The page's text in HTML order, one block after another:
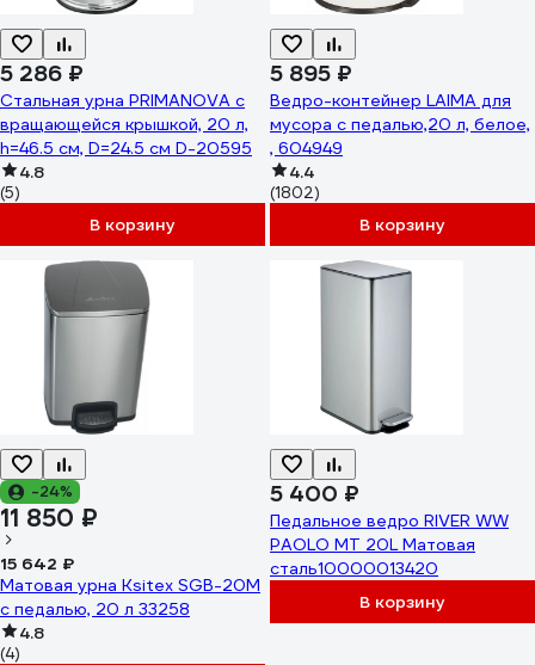
5 286 ₽
Стальная урна PRIMANOVA с
вращающейся крышкой, 20 л,
h=46.5 см, D=24.5 см D-20595
4.8
(5)
В корзину
5 895 ₽
Ведро-контейнер LAIMA для
мусора с педалью,20 л, белое,
, 604949
4.4
(1802)
В корзину
-24%
11 850 ₽
15 642 ₽
Матовая урна Ksitex SGB-20M
с педалью, 20 л 33258
4.8
(4)
5 400 ₽
Педальное ведро RIVER WW
PAOLO MT 20L Матовая
сталь10000013420
В корзину